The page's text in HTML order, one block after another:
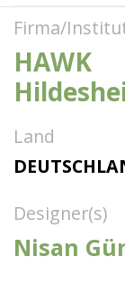
Firma/
HAWK
Land
Designer(s)
Nisan